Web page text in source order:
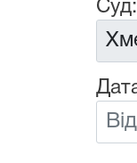
Суд:
Від: